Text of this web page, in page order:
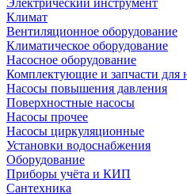
Электрический инструмент
Климат
Вентиляционное оборудование
Климатическое оборудование
Насосное оборудование
Комплектующие и запчасти для
Насосы повышения давления
Поверхностные насосы
Насосы прочее
Насосы циркуляционные
Установки водоснабжения
Оборудование
Приборы учёта и КИП
Сантехника